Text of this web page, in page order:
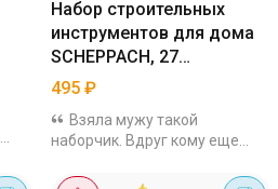
Набор строительных
инструментов для дома
SCHEPPACH, 27
предметов
495 ₽
Взяла мужу такой
наборчик. Вдруг кому еще
Надеюсь прослужит долго. В